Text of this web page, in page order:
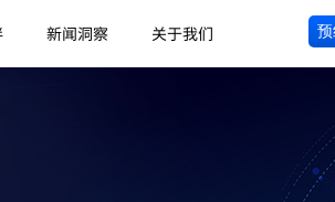
新闻洞察 关于我们